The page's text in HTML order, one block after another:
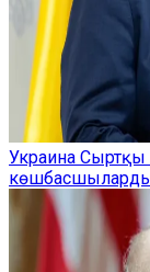
Украина Сыртқы